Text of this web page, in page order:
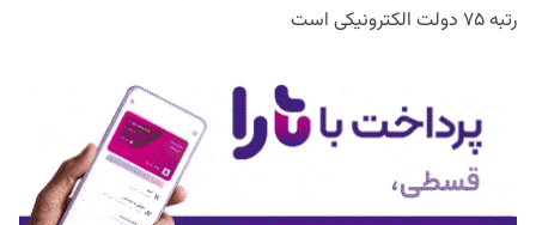
رتبه ۷۵ دولت الکترونیکی است